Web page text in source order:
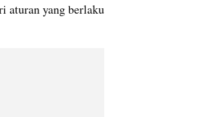
aturan yang berlaku